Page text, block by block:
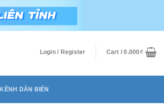
Login / Register Cart /0.000₫
KÊNH DÂN BIỂN